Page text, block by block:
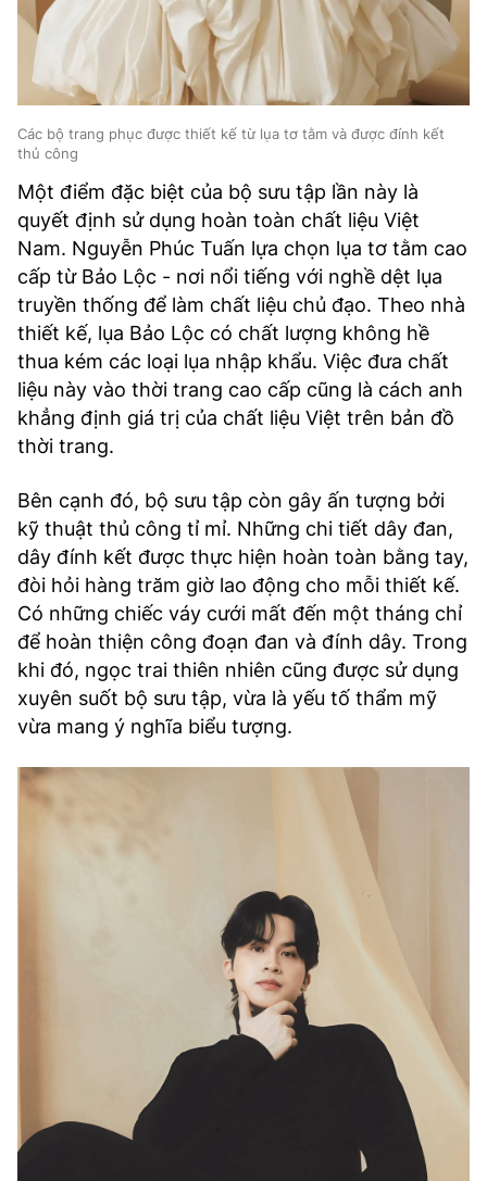
Các bộ trang phục được thiết kế từ lụa tơ tằm và được đính kết
thủ công
Một điểm đặc biệt của bộ sưu tập lần này là
quyết định sử dụng hoàn toàn chất liệu Việt
Nam. Nguyễn Phúc Tuấn lựa chọn lụa tơ tằm cao
cấp từ Bảo Lộc - nơi nổi tiếng với nghề dệt lụa
truyền thống để làm chất liệu chủ đạo. Theo nhà
thiết kế, lụa Bảo Lộc có chất lượng không hề
thua kém các loại lụa nhập khẩu. Việc đưa chất
liệu này vào thời trang cao cấp cũng là cách anh
khẳng định giá trị của chất liệu Việt trên bản đồ
thời trang.
Bên cạnh đó, bộ sưu tập còn gây ấn tượng bởi
kỹ thuật thủ công tỉ mỉ. Những chi tiết dây đan,
dây đính kết được thực hiện hoàn toàn bằng tay,
đòi hỏi hàng trăm giờ lao động cho mỗi thiết kế.
Có những chiếc váy cưới mất đến một tháng chỉ
để hoàn thiện công đoạn đan và đính dây. Trong
khi đó, ngọc trai thiên nhiên cũng được sử dụng
xuyên suốt bộ sưu tập, vừa là yếu tố thẩm mỹ
vừa mang ý nghĩa biểu tượng.